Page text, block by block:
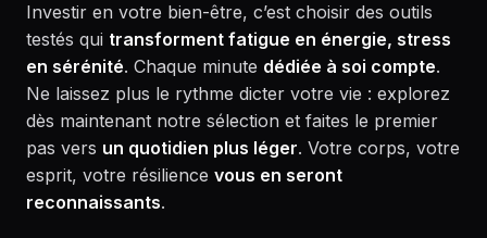
Investir en votre bien-être, c’est choisir des outils
testés qui transforment fatigue en énergie, stress
en sérénité. Chaque minute dédiée à soi compte.
Ne laissez plus le rythme dicter votre vie : explorez
dès maintenant notre sélection et faites le premier
pas vers un quotidien plus léger. Votre corps, votre
esprit, votre résilience vous en seront
reconnaissants.